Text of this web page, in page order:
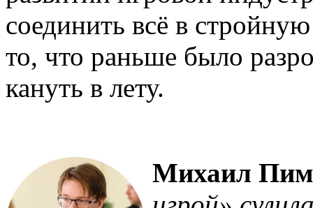
соединить всё в
то, что раньше было
кануть в лету.
Михаил